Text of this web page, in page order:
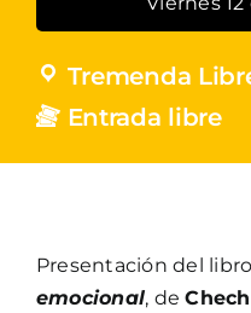
Tremenda
Entrada libre
Presentación del libro
emocional, de